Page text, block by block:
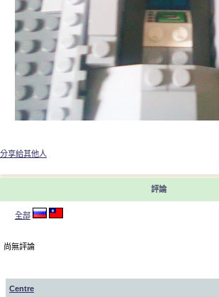
分享給其他人
評論
全部
尚無評論
Centre